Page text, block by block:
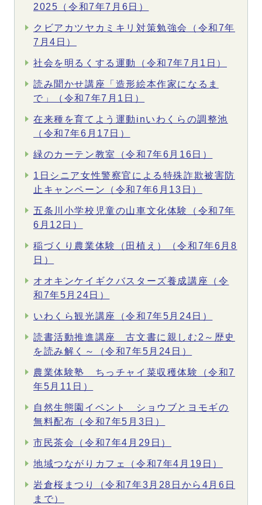
2025（令和7年7月6日）
クビアカツヤカミキリ対策勉強会（令和7年
7月4日）
社会を明るくする運動（令和7年7月1日）
読み聞かせ講座「造形絵本作家になるま
で」（令和7年7月1日）
在来種を育てよう運動inいわくらの調整池
（令和7年6月17日）
緑のカーテン教室（令和7年6月16日）
1日シニア女性警察官による特殊詐欺被害防
止キャンペーン（令和7年6月13日）
五条川小学校児童の山車文化体験（令和7年
6月12日）
稲づくり農業体験（田植え）（令和7年6月8
日）
オオキンケイギクバスターズ養成講座（令
和7年5月24日）
いわくら観光講座（令和7年5月24日）
読書活動推進講座 古文書に親しむ2～歴史
を読み解く～（令和7年5月24日）
農業体験塾 ちっチャイ菜収穫体験（令和7
年5月11日）
自然生態園イベント ショウブとヨモギの
無料配布（令和7年5月3日）
市民茶会（令和7年4月29日）
地域つながりカフェ（令和7年4月19日）
岩倉桜まつり（令和7年3月28日から4月6日
まで）